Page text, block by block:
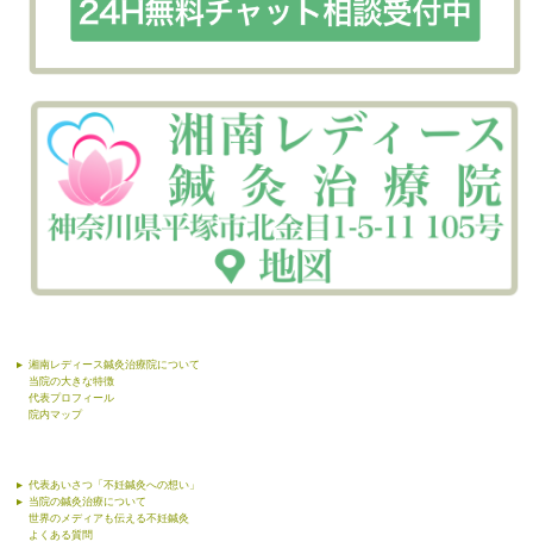
湘南レディース鍼灸治療院について
当院の大きな特徴
代表プロフィール
院内マップ
代表あいさつ「不妊鍼灸への想い」
当院の鍼灸治療について
世界のメディアも伝える不妊鍼灸
よくある質問